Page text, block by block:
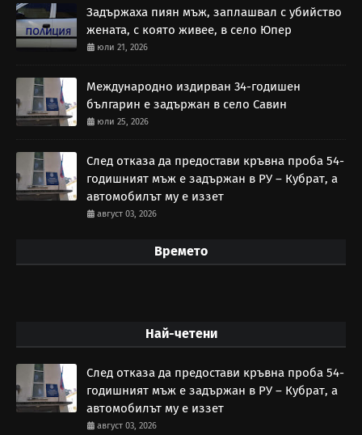
Задържаха пиян мъж, заплашвал с убийство
жената, с която живее, в село Юпер
юли 21, 2026
Международно издирван 34-годишен
българин е задържан в село Савин
юли 25, 2026
След отказа да предостави кръвна проба 54-
годишният мъж е задържан в РУ – Кубрат, а
автомобилът му е иззет
август 03, 2026
Времето
Най-четени
След отказа да предостави кръвна проба 54-
годишният мъж е задържан в РУ – Кубрат, а
автомобилът му е иззет
август 03, 2026